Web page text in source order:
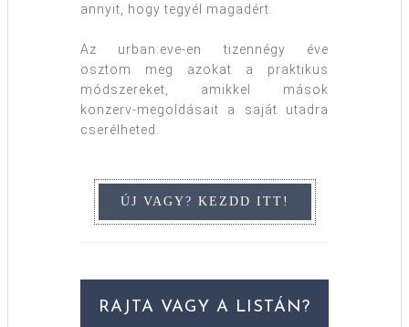
annyit, hogy tegyél magadért.
Az urban:eve-en tizennégy éve
osztom meg azokat a praktikus
módszereket, amikkel mások
konzerv-megoldásait a saját utadra
cserélheted.
RAJTA VAGY A LISTÁN?